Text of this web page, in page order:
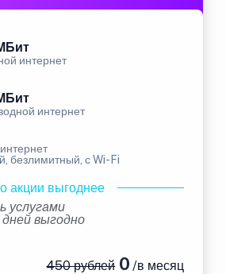
интернет
интернет
безлимитный, с Wi-Fi
акции выгоднее
услугами
выгодно
450 рублей0 /в месяц